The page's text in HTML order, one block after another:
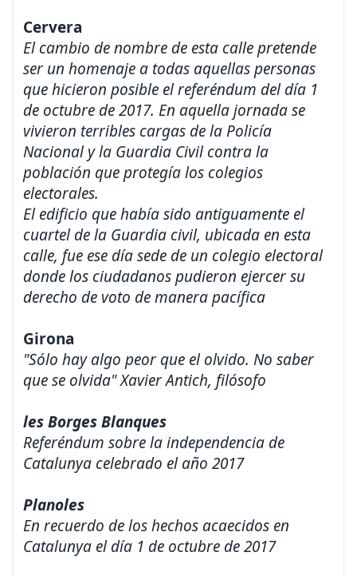
Cervera
El cambio de nombre de esta calle pretende
ser un homenaje a todas aquellas personas
que hicieron posible el referéndum del día 1
de octubre de 2017. En aquella jornada se
vivieron terribles cargas de la Policía
Nacional y la Guardia Civil contra la
población que protegía los colegios
electorales.
El edificio que había sido antiguamente el
cuartel de la Guardia civil, ubicada en esta
calle, fue ese día sede de un colegio electoral
donde los ciudadanos pudieron ejercer su
derecho de voto de manera pacífica
Girona
"Sólo hay algo peor que el olvido. No saber
que se olvida" Xavier Antich, filósofo
les Borges Blanques
Referéndum sobre la independencia de
Catalunya celebrado el año 2017
Planoles
En recuerdo de los hechos acaecidos en
Catalunya el día 1 de octubre de 2017